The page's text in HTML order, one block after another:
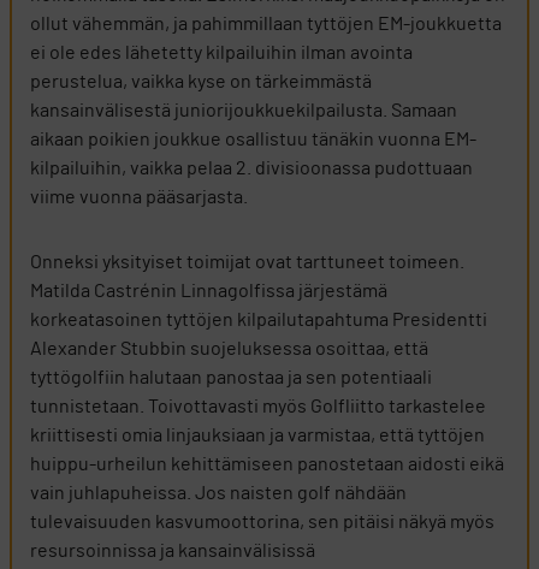
ollut vähemmän, ja pahimmillaan tyttöjen EM-joukkuetta
ei ole edes lähetetty kilpailuihin ilman avointa
perustelua, vaikka kyse on tärkeimmästä
kansainvälisestä juniorijoukkuekilpailusta. Samaan
aikaan poikien joukkue osallistuu tänäkin vuonna EM-
kilpailuihin, vaikka pelaa 2. divisioonassa pudottuaan
viime vuonna pääsarjasta.
Onneksi yksityiset toimijat ovat tarttuneet toimeen.
Matilda Castrénin Linnagolfissa järjestämä
korkeatasoinen tyttöjen kilpailutapahtuma Presidentti
Alexander Stubbin suojeluksessa osoittaa, että
tyttögolfiin halutaan panostaa ja sen potentiaali
tunnistetaan. Toivottavasti myös Golfliitto tarkastelee
kriittisesti omia linjauksiaan ja varmistaa, että tyttöjen
huippu-urheilun kehittämiseen panostetaan aidosti eikä
vain juhlapuheissa. Jos naisten golf nähdään
tulevaisuuden kasvumoottorina, sen pitäisi näkyä myös
resursoinnissa ja kansainvälisissä